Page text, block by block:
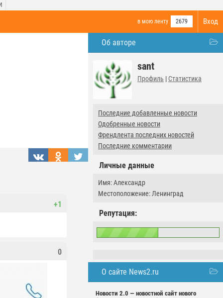
Вход
в мою ленту 2679
Об авторе
sant
Профиль | Статистика
Последние добавленные новости
Одобренные новости
Френдлента последних новостей
Последние комментарии
Личные данные
Имя: Александр
Местоположение: Ленинград
Репутация:
О сайте News2.ru
Новости 2.0 — новостной сайт нового
+1
0